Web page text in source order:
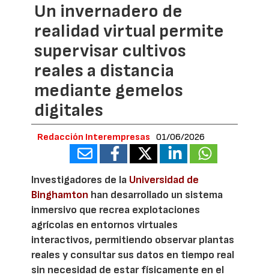
Un invernadero de
realidad virtual permite
supervisar cultivos
reales a distancia
mediante gemelos
digitales
Redacción Interempresas 01/06/2026
Investigadores de la Universidad de
Binghamton han desarrollado un sistema
inmersivo que recrea explotaciones
agrícolas en entornos virtuales
interactivos, permitiendo observar plantas
reales y consultar sus datos en tiempo real
sin necesidad de estar físicamente en el